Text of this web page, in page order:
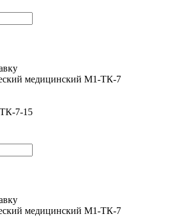
медицинский М1-ТК-7
7-15
медицинский М1-ТК-7